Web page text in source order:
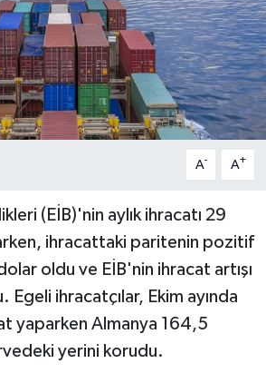
A- A+
(EİB)'nin aylık ihracatı 29
ihracattaki paritenin pozitif
oldu ve EİB'nin ihracat artışı
ihracatçılar, Ekim ayında
yaparken Almanya 164,5
yerini korudu.